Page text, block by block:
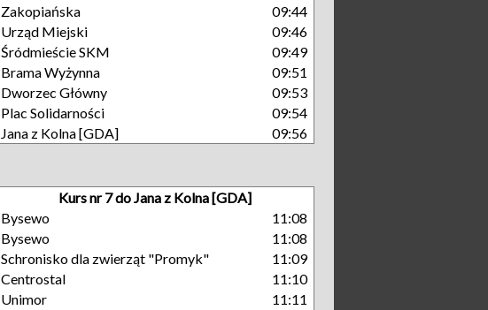
Zakopiańska
09:44
Urząd Miejski
09:46
Śródmieście SKM
09:49
Brama Wyżynna
09:51
Dworzec Główny
09:53
Plac Solidarności
09:54
Jana z Kolna [GDA]
09:56
Kurs nr 7 do Jana z Kolna [GDA]
Bysewo
11:08
Bysewo
11:08
Schronisko dla zwierząt "Promyk"
11:09
Centrostal
11:10
Unimor
11:11